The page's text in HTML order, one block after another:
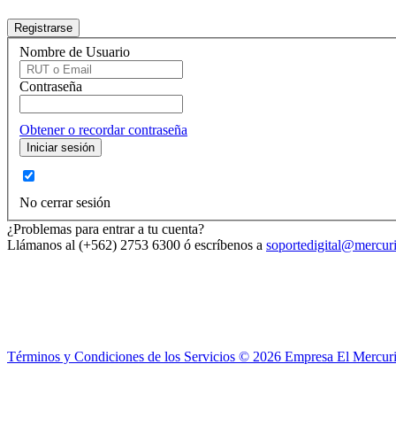
Nombre de Usuario
Contraseña
Obtener o recordar contraseña
No cerrar sesión
¿Problemas para entrar a tu cuenta?
Llámanos al (+562) 2753 6300 ó escríbenos a
Términos y Condiciones de los Servicios © 2026 Empresa El